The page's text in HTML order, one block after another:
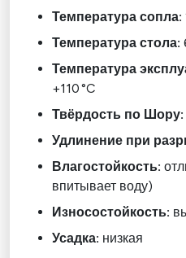
Температура сопла:
Температура стола:
Температура
+110 °C
Твёрдость по Шору:
Удлинение при
Влагостойкость:
впитывает воду)
Износостойкость:
Усадка: низкая